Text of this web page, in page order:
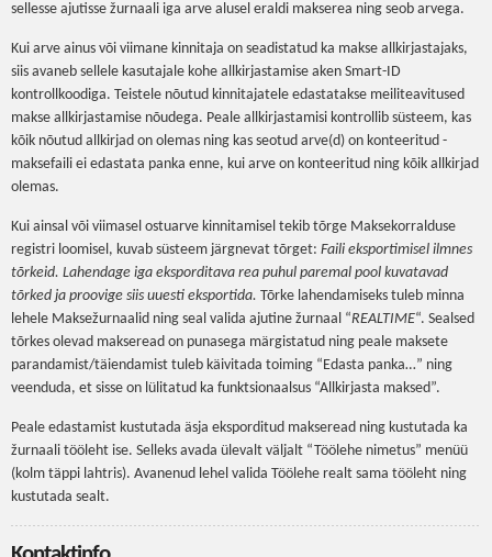
sellesse ajutisse žurnaali iga arve alusel eraldi makserea ning seob arvega.
Kui arve ainus või viimane kinnitaja on seadistatud ka makse allkirjastajaks,
siis avaneb sellele kasutajale kohe allkirjastamise aken Smart-ID
kontrollkoodiga. Teistele nõutud kinnitajatele edastatakse meiliteavitused
makse allkirjastamise nõudega. Peale allkirjastamisi kontrollib süsteem, kas
kõik nõutud allkirjad on olemas ning kas seotud arve(d) on konteeritud -
maksefaili ei edastata panka enne, kui arve on konteeritud ning kõik allkirjad
olemas.
Kui ainsal või viimasel ostuarve kinnitamisel tekib tõrge Maksekorralduse
registri loomisel, kuvab süsteem järgnevat tõrget: Faili eksportimisel ilmnes
tõrkeid. Lahendage iga eksporditava rea puhul paremal pool kuvatavad
tõrked ja proovige siis uuesti eksportida. Tõrke lahendamiseks tuleb minna
lehele Maksežurnaalid ning seal valida ajutine žurnaal “REALTIME“. Sealsed
tõrkes olevad makseread on punasega märgistatud ning peale maksete
parandamist/täiendamist tuleb käivitada toiming “Edasta panka…” ning
veenduda, et sisse on lülitatud ka funktsionaalsus “Allkirjasta maksed”.
Peale edastamist kustutada äsja eksporditud makseread ning kustutada ka
žurnaali tööleht ise. Selleks avada ülevalt väljalt “Töölehe nimetus” menüü
(kolm täppi lahtris). Avanenud lehel valida Töölehe realt sama tööleht ning
kustutada sealt.